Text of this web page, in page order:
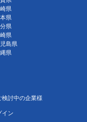
県
県
県
県
島県
県
検討中の企業様
イン